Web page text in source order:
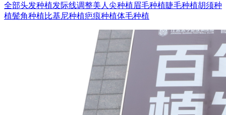
全部头发种植发际线调整美人尖种植眉毛种植睫毛种植胡须种
植鬓角种植比基尼种植疤痕种植体毛种植